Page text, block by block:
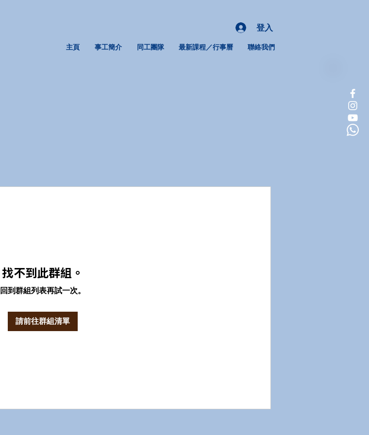
登入
主頁 事工簡介 同工團隊 最新課程／行事曆 聯絡我們
找不到此群組。
回到群組列表再試一次。
請前往群組清單